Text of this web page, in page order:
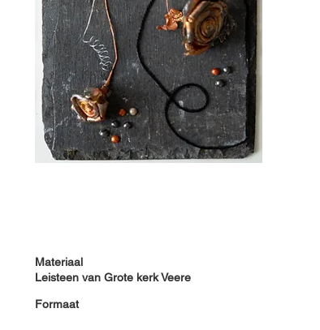
Materiaal
Leisteen van Grote kerk Veere
Formaat